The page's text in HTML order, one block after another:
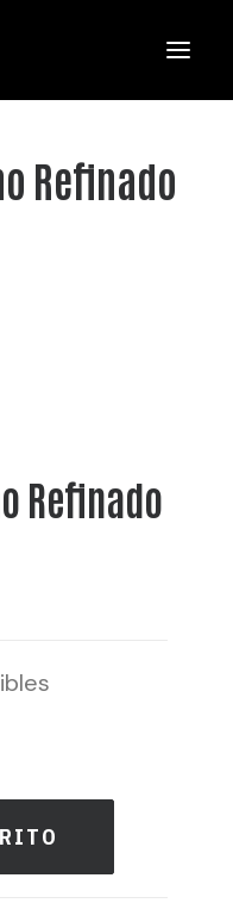
Refinado
Refinado